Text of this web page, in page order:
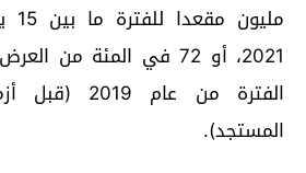
2021، أو 72 في المئة
الفترة من
المستجد).